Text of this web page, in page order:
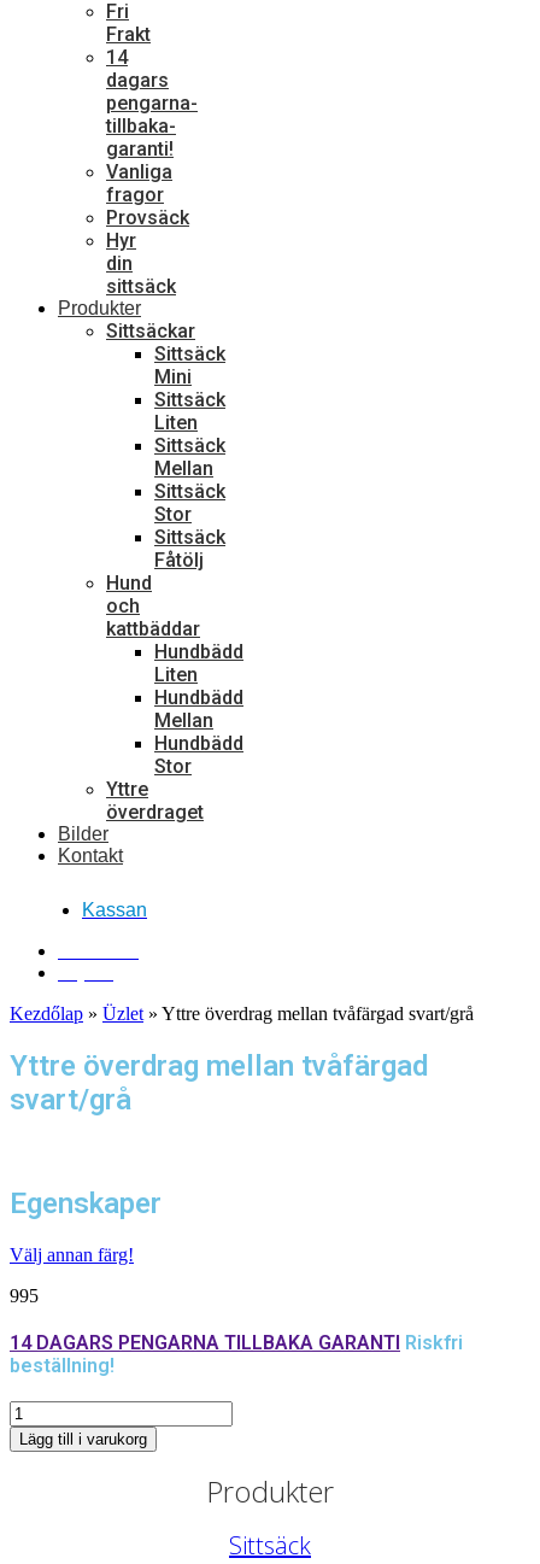
Fri
Frakt
14
dagars
pengarna-
tillbaka-
garanti!
Vanliga
fragor
Provsäck
Hyr
din
sittsäck
Produkter
Sittsäckar
Sittsäck
Mini
Sittsäck
Liten
Sittsäck
Mellan
Sittsäck
Stor
Sittsäck
Fåtölj
Hund
och
kattbäddar
Hundbädd
Liten
Hundbädd
Mellan
Hundbädd
Stor
Yttre
överdraget
Bilder
Kontakt
Kassan
Kezdőlap » Üzlet » Yttre överdrag mellan tvåfärgad svart/grå
Yttre överdrag mellan tvåfärgad
svart/grå
Egenskaper
Välj annan färg!
995
14 DAGARS PENGARNA TILLBAKA GARANTI Riskfri
beställning!
Yttre
överdrag
mellan
Lägg till i varukorg
Produkter
Sittsäck